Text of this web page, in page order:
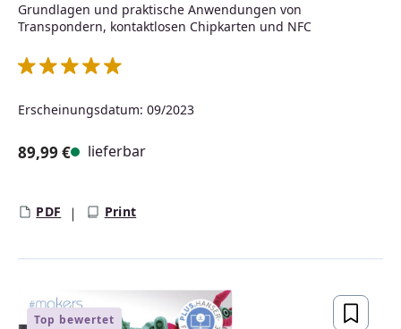
Grundlagen und praktische Anwendungen von
Transpondern, kontaktlosen Chipkarten und NFC
Erscheinungsdatum: 09/2023
89,99 € lieferbar
PDF Print
Top bewertet